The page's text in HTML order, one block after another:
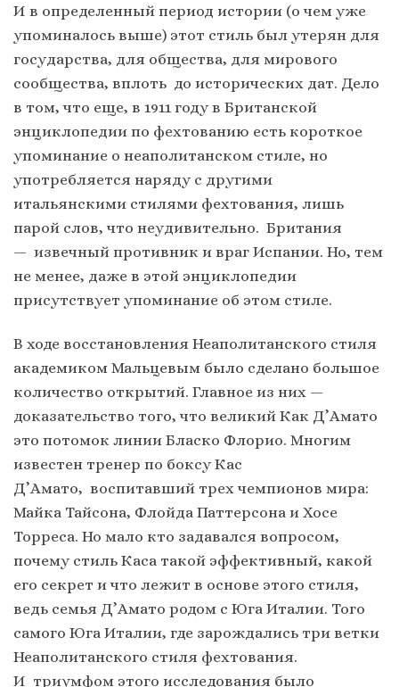
И в определенный период истории (о чем уже
упоминалось выше) этот стиль был утерян для
государства, для общества, для мирового
сообщества, вплоть до исторических дат. Дело
в том, что еще, в 1911 году в Британской
энциклопедии по фехтованию есть короткое
упоминание о неаполитанском стиле, но
употребляется наряду с другими
итальянскими стилями фехтования, лишь
парой слов, что неудивительно. Британия
— извечный противник и враг Испании. Но, тем
не менее, даже в этой энциклопедии
присутствует упоминание об этом стиле.
В ходе восстановления Неаполитанского стиля
академиком Мальцевым было сделано большое
количество открытий. Главное из них —
доказательство того, что великий Как Д’Амато
это потомок линии Бласко Флорио. Многим
известен тренер по боксу Кас
Д’Амато, воспитавший трех чемпионов мира:
Майка Тайсона, Флойда Паттерсона и Хосе
Торреса. Но мало кто задавался вопросом,
почему стиль Каса такой эффективный, какой
его секрет и что лежит в основе этого стиля,
ведь семья Д’Амато родом с Юга Италии. Того
самого Юга Италии, где зарождались три ветки
Неаполитанского стиля фехтования.
И триумфом этого исследования было